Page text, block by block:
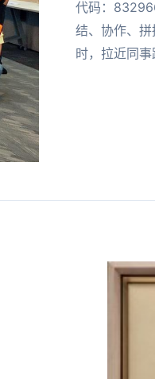
代码：
结、协作、
时，拉近同事